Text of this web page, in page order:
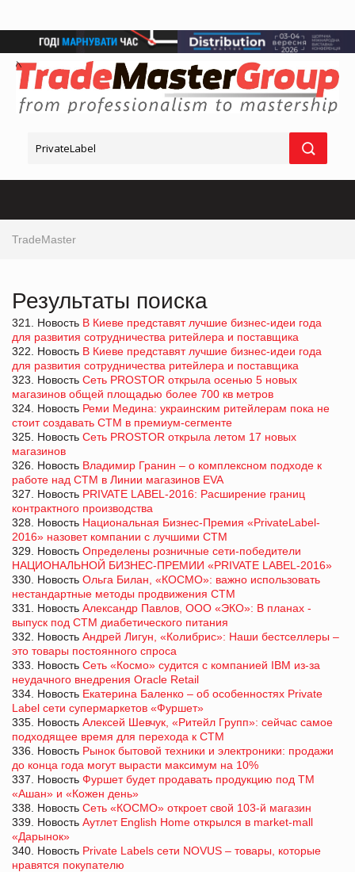
TradeMaster
Результаты поиска
321. Новость В Киеве представят лучшие бизнес-идеи года
для развития сотрудничества ритейлера и поставщика
322. Новость В Киеве представят лучшие бизнес-идеи года
для развития сотрудничества ритейлера и поставщика
323. Новость Cеть PROSTOR открыла осенью 5 новых
магазинов общей площадью более 700 кв метров
324. Новость Реми Медина: украинским ритейлерам пока не
стоит создавать СТМ в премиум-сегменте
325. Новость Сеть PROSTOR открыла летом 17 новых
магазинов
326. Новость Владимир Гранин – о комплексном подходе к
работе над СТМ в Линии магазинов EVA
327. Новость PRIVATE LABEL-2016: Расширение границ
контрактного производства
328. Новость Национальная Бизнес-Премия «PrivateLabel-
2016» назовет компании с лучшими СТМ
329. Новость Определены розничные сети-победители
НАЦИОНАЛЬНОЙ БИЗНЕС-ПРЕМИИ «PRIVATE LABEL-2016»
330. Новость Ольга Билан, «КОСМО»: важно использовать
нестандартные методы продвижения СТМ
331. Новость Александр Павлов, ООО «ЭКО»: В планах -
выпуск под СТМ диабетического питания
332. Новость Андрей Лигун, «Колибрис»: Наши бестселлеры –
это товары постоянного спроса
333. Новость Сеть «Космо» судится с компанией IBM из-за
неудачного внедрения Oracle Retail
334. Новость Екатерина Баленко – об особенностях Private
Label сети супермаркетов «Фуршет»
335. Новость Алексей Шевчук, «Ритейл Групп»: сейчас самое
подходящее время для перехода к СТМ
336. Новость Рынок бытовой техники и электроники: продажи
до конца года могут вырасти максимум на 10%
337. Новость Фуршет будет продавать продукцию под ТМ
«Ашан» и «Кожен день»
338. Новость Сеть «КОСМО» откроет свой 103-й магазин
339. Новость Аутлет English Home открылся в market-mall
«Дарынок»
340. Новость Private Labels сети NOVUS – товары, которые
нравятся покупателю